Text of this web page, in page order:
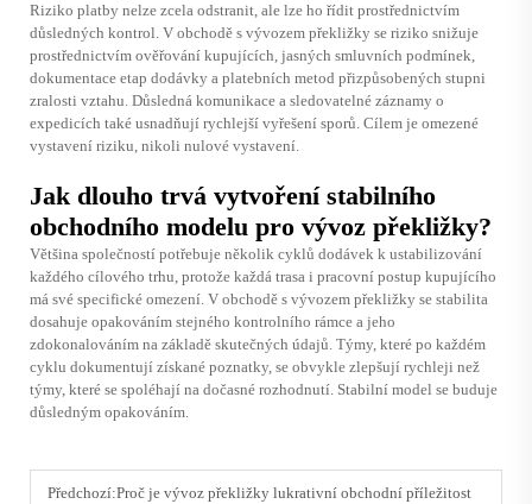
Riziko platby nelze zcela odstranit, ale lze ho řídit prostřednictvím
důsledných kontrol. V obchodě s vývozem překližky se riziko snižuje
prostřednictvím ověřování kupujících, jasných smluvních podmínek,
dokumentace etap dodávky a platebních metod přizpůsobených stupni
zralosti vztahu. Důsledná komunikace a sledovatelné záznamy o
expedicích také usnadňují rychlejší vyřešení sporů. Cílem je omezené
vystavení riziku, nikoli nulové vystavení.
Jak dlouho trvá vytvoření stabilního
obchodního modelu pro vývoz překližky?
Většina společností potřebuje několik cyklů dodávek k ustabilizování
každého cílového trhu, protože každá trasa i pracovní postup kupujícího
má své specifické omezení. V obchodě s vývozem překližky se stabilita
dosahuje opakováním stejného kontrolního rámce a jeho
zdokonalováním na základě skutečných údajů. Týmy, které po každém
cyklu dokumentují získané poznatky, se obvykle zlepšují rychleji než
týmy, které se spoléhají na dočasné rozhodnutí. Stabilní model se buduje
důsledným opakováním.
Předchozí:Proč je vývoz překližky lukrativní obchodní příležitost